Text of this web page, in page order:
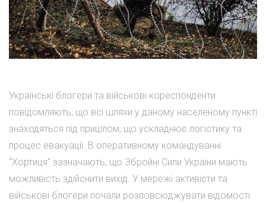
Українські блогери та військові кореспонденти
повідомляють, що всі шляхи у даному населеному пункті
знаходяться під прицілом, що ускладнює логістику та
процес евакуації. В оперативному командуванні
"Хортиця" зазначають, що Збройні Сили України мають
можливість здійснити вихід. У мережі активісти та
військові блогери почали розповсюджувати відомості